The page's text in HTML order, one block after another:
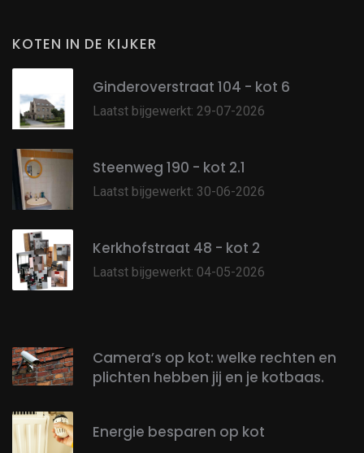
KOTEN IN DE KIJKER
Ginderoverstraat 104 - kot 6
Laatst bijgewerkt: 29-07-2026
Steenweg 190 - kot 2.1
Laatst bijgewerkt: 30-06-2026
Kerkhofstraat 48 - kot 2
Laatst bijgewerkt: 04-05-2026
Camera’s op kot: welke rechten en
plichten hebben jij en je kotbaas.
Energie besparen op kot